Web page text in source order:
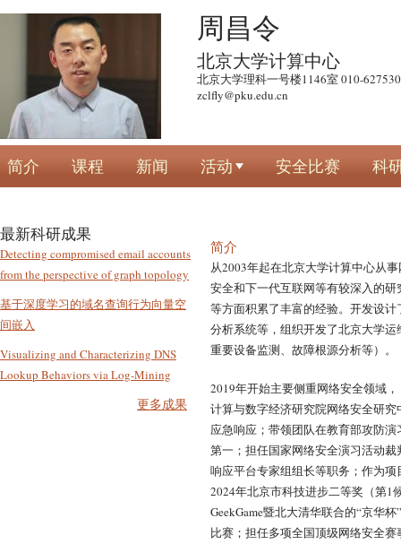
页
主
要
分
周昌令
北京大学计算中心
北京大学理科一号楼1146室 010-
zclfly@pku.edu.cn
简介 课程 新闻 活动 安全比赛 科
简介
从2003年起在北京大学计算中心从
安全和下一代互联网等有较深入的
等方面积累了丰富的经验。开发设
分析系统等，组织开发了北京大学
重要设备监测、故障根源分析等）。
2019年开始主要侧重网络安全领域
计算与数字经济研究院网络安全研
应急响应；带领团队在教育部攻防
第一；担任国家网络安全演习活动
响应平台专家组组长等职务；作为
2024年北京市科技进步二等奖（第1
GeekGame暨北大清华联合的“京华
比赛；担任多项全国顶级网络安全
最新科研成果
Detecting compromised email accounts
from the perspective of graph topology
基于深度学习的域名查询行为向量空
间嵌入
Visualizing and Characterizing DNS
Lookup Behaviors via Log-Mining
更多成果